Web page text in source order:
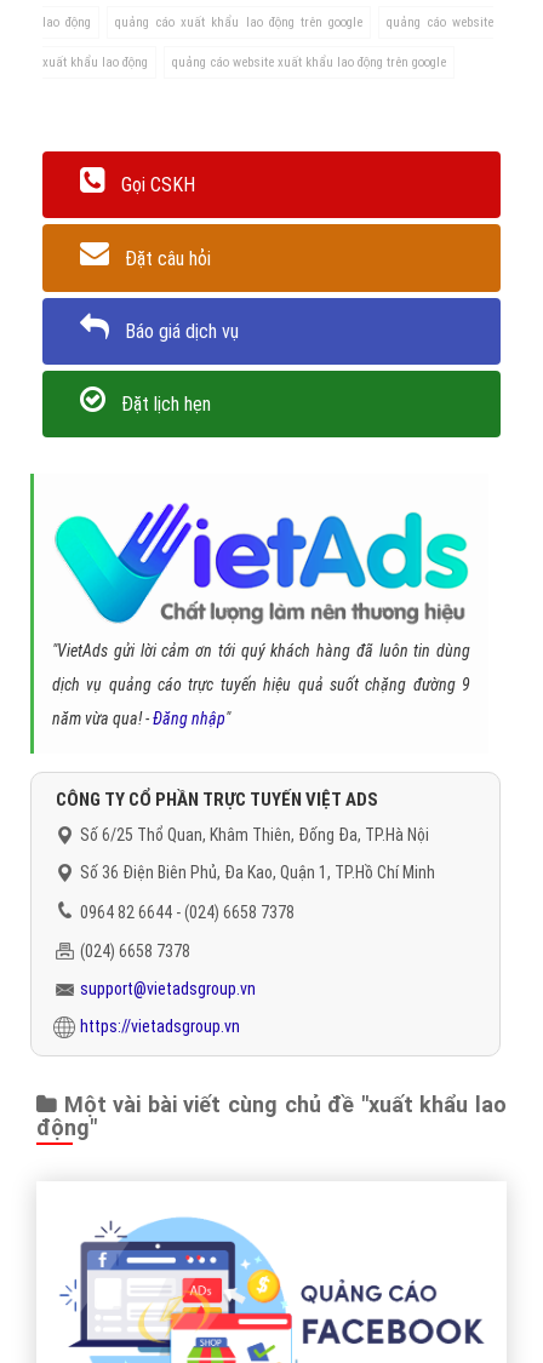
lao động quảng cáo xuất khẩu lao động trên google quảng cáo website
xuất khẩu lao động quảng cáo website xuất khẩu lao động trên google
Gọi CSKH
Đặt câu hỏi
Báo giá dịch vụ
Đặt lịch hẹn
"VietAds gửi lời cảm ơn tới quý khách hàng đã luôn tin dùng
dịch vụ quảng cáo trực tuyến hiệu quả suốt chặng đường 9
năm vừa qua! -Đăng nhập"
CÔNG TY CỔ PHẦN TRỰC TUYẾN VIỆT ADS
Số 6/25 Thổ Quan, Khâm Thiên, Đống Đa, TP.Hà Nội
Số 36 Điện Biên Phủ, Đa Kao, Quận 1, TP.Hồ Chí Minh
0964 82 6644 - (024) 6658 7378
(024) 6658 7378
support@vietadsgroup.vn
https://vietadsgroup.vn
Một vài bài viết cùng chủ đề "xuất khẩu lao
động"